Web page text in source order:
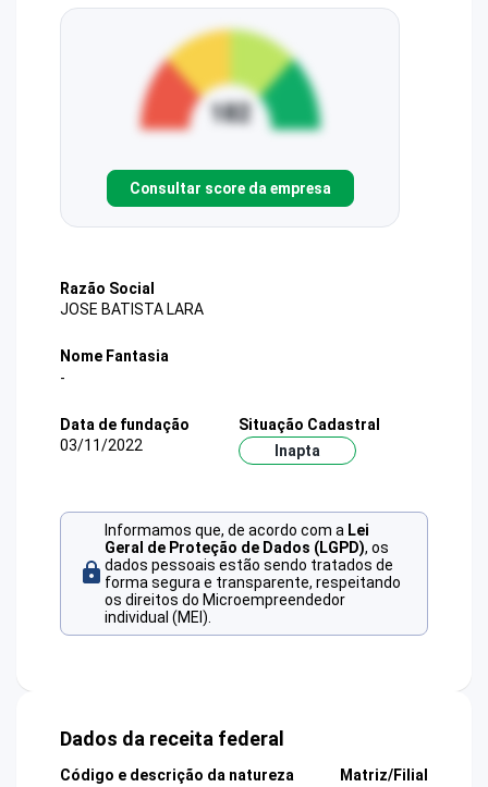
Consultar score da empresa
Razão Social
JOSE BATISTA LARA
Nome Fantasia
-
Data de fundação
03/11/2022
Situação Cadastral
Inapta
Informamos que, de acordo com a Lei
Geral de Proteção de Dados (LGPD), os
dados pessoais estão sendo tratados de
forma segura e transparente, respeitando
os direitos do Microempreendedor
individual (MEI).
Dados da receita federal
Código e descrição da natureza
Matriz/Filial